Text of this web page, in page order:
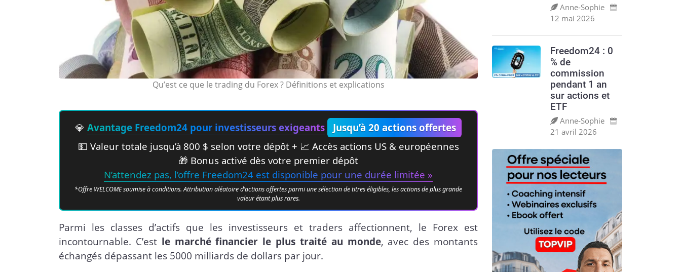
Qu’est ce que le trading du Forex ? Définitions et explications
💎 Avantage Freedom24 pour investisseurs exigeants
Jusqu’à 20 actions offertes
💵 Valeur totale jusqu’à 800 $ selon votre dépôt + 📈 Accès actions US & européennes
🎁 Bonus activé dès votre premier dépôt
N’attendez pas, l’offre Freedom24 est disponible pour une durée limitée »
*Offre WELCOME soumise à conditions. Attribution aléatoire d’actions offertes parmi une sélection de titres éligibles, les actions de plus grande
valeur étant plus rares.
Parmi les classes d’actifs que les investisseurs et traders affectionnent, le Forex est
incontournable. C’est le marché financier le plus traité au monde, avec des montants
échangés dépassant les 5000 milliards de dollars par jour.
Anne‑Sophie
12 mai 2026
Freedom24 : 0
% de
commission
pendant 1 an
sur actions et
ETF
Anne‑Sophie
21 avril 2026